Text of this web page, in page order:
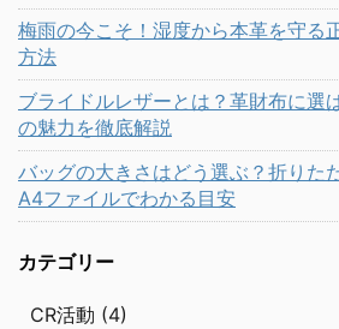
梅雨の今こそ！湿度から本革を守る
方法
ブライドルレザーとは？革財布に選
の魅力を徹底解説
バッグの大きさはどう選ぶ？折りた
A4ファイルでわかる目安
カテゴリー
CR活動 (4)